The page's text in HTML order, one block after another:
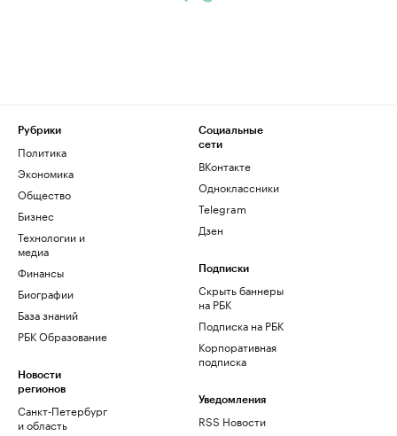
Рубрики
Политика
Экономика
Общество
Бизнес
Технологии и
медиа
Финансы
Биографии
База знаний
РБК Образование
Новости
регионов
Санкт-Петербург
и область
Социальные
сети
ВКонтакте
Одноклассники
Telegram
Дзен
Подписки
Скрыть баннеры
на РБК
Подписка на РБК
Корпоративная
подписка
Уведомления
RSS Новости